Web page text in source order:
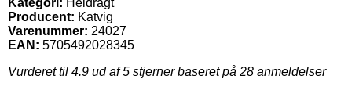
Producent: Katvig
Varenummer: 24027
EAN: 5705492028345
Vurderet til 4.9 ud af 5 stjerner baseret på 28 anmeldelser